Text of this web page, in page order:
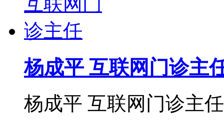
杨成平 互联网门诊主
杨成平 互联网门诊主